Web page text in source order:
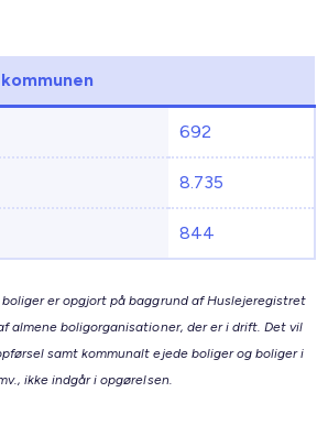
692
8.735
844
er opgjort på baggrund af Huslejeregistret
almene boligorganisationer, der er i drift. Det vil
samt kommunalt ejede boliger og boliger i
ikke indgår i opgørelsen.